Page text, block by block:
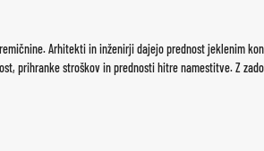
Arhitekti in inženirji dajejo prednost jeklenim
prihranke stroškov in prednosti hitre namestitve. Z